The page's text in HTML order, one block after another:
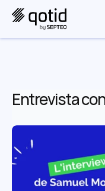
Entrevista